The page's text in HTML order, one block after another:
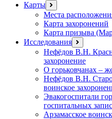
Карты открыть
меню
Места
Карта захоронений
Карта призыва
Исследования открыть
меню
Нефёдов В.Н.
захоронение
О горьковчанах –
Нефёдов В.Н.
воинское
Эвакогоспитали
госпитальных
Арзамасское